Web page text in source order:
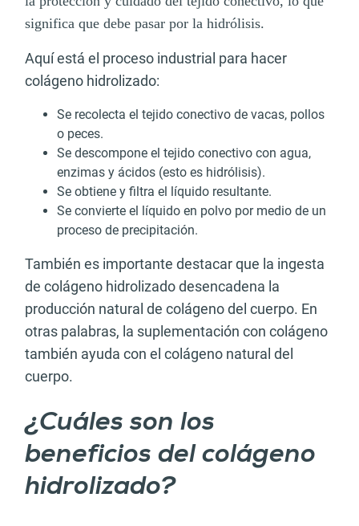
significa que debe pasar por la hidrólisis.
Aquí está el proceso industrial para hacer
colágeno hidrolizado:
Se recolecta el tejido conectivo de vacas, pollos
o peces.
Se descompone el tejido conectivo con agua,
enzimas y ácidos (esto es hidrólisis).
Se obtiene y filtra el líquido resultante.
Se convierte el líquido en polvo por medio de un
proceso de precipitación.
También es importante destacar que la ingesta
de colágeno hidrolizado desencadena la
producción natural de colágeno del cuerpo. En
otras palabras, la suplementación con colágeno
también ayuda con el colágeno natural del
cuerpo.
¿Cuáles son los
beneficios del colágeno
hidrolizado?